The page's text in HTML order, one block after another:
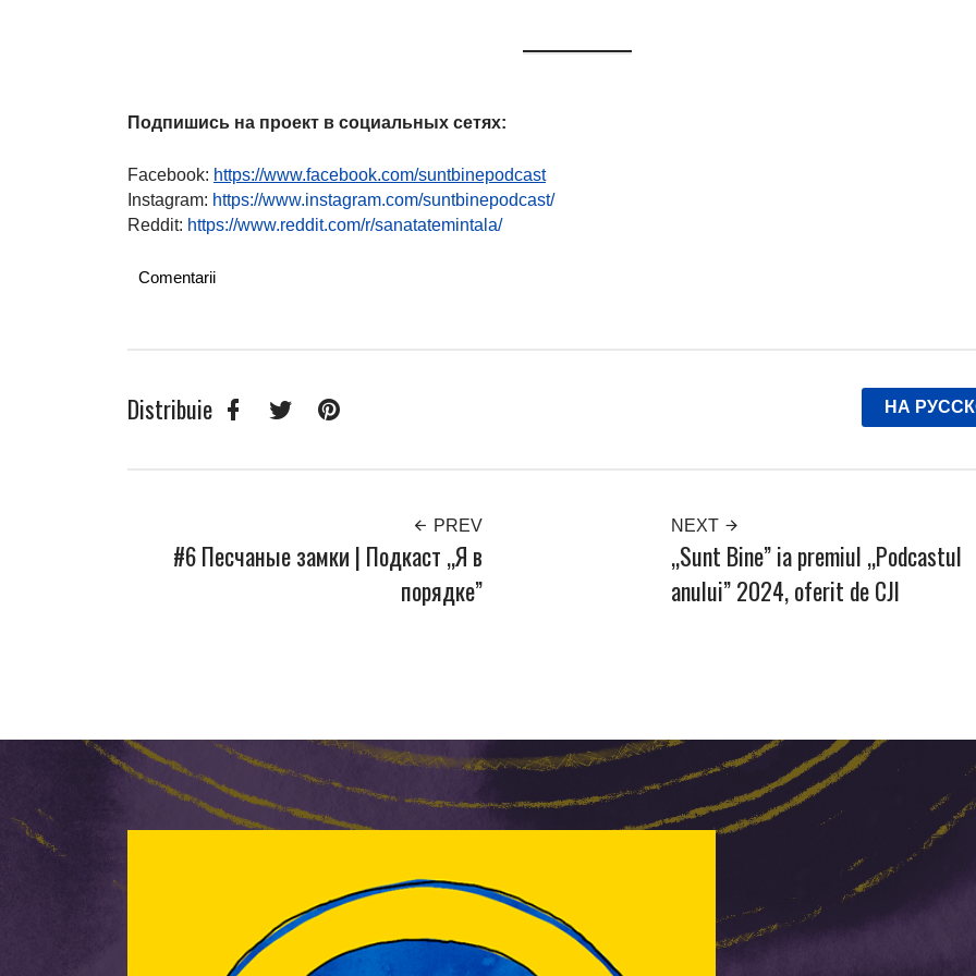
Подпишись на проект в социальных сетях:
Facebook: https://www.facebook.com/suntbinepodcast
Instagram: https://www.instagram.com/suntbinepodcast/
Reddit: https://www.reddit.com/r/sanatatemintala/
Comentarii
НА
PREV
#6 Песчаные замки | Подкаст „Я в
порядке”
NEXT
„Sunt Bine” ia premiul „Podcastul
anului” 2024, oferit de CJI